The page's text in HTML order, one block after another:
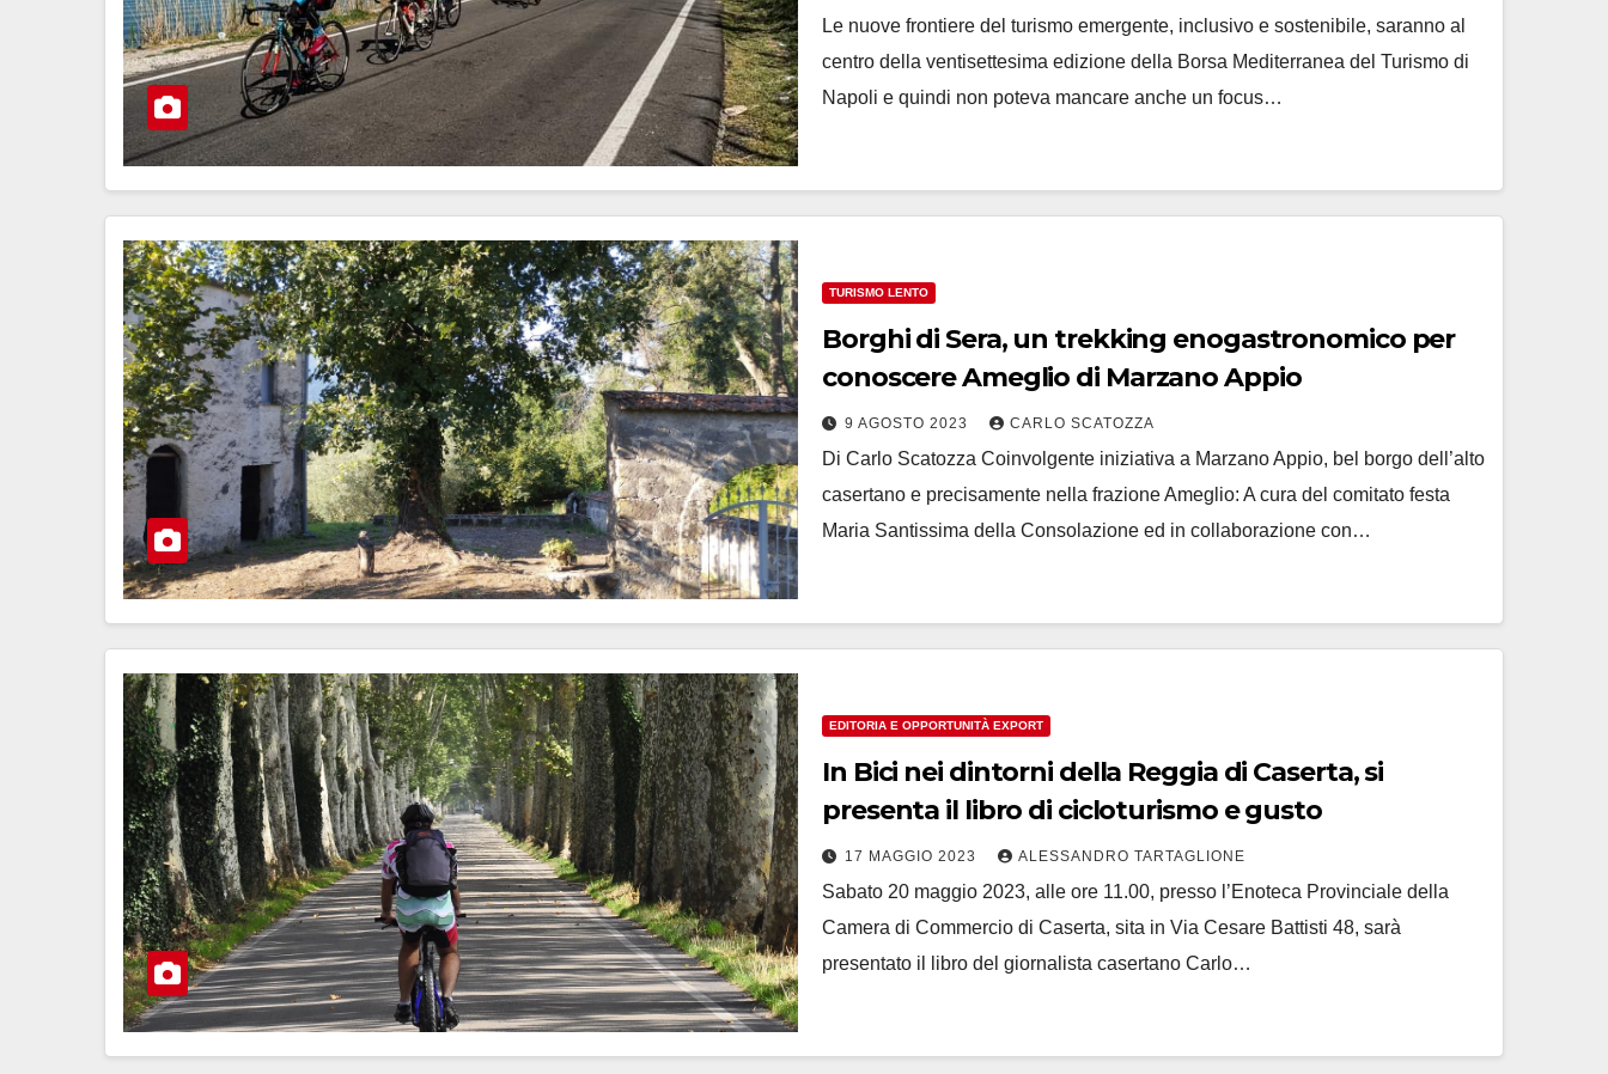
Le nuove frontiere del turismo emergente, inclusivo e sostenibile, saranno al
centro della ventisettesima edizione della Borsa Mediterranea del Turismo di
Napoli e quindi non poteva mancare anche un focus…
TURISMO LENTO
Borghi di Sera, un trekking enogastronomico per
conoscere Ameglio di Marzano Appio
9 AGOSTO 2023 CARLO SCATOZZA
Di Carlo Scatozza Coinvolgente iniziativa a Marzano Appio, bel borgo dell’alto
casertano e precisamente nella frazione Ameglio: A cura del comitato festa
Maria Santissima della Consolazione ed in collaborazione con…
EDITORIA E OPPORTUNITÀ EXPORT
In Bici nei dintorni della Reggia di Caserta, si
presenta il libro di cicloturismo e gusto
17 MAGGIO 2023 ALESSANDRO TARTAGLIONE
Sabato 20 maggio 2023, alle ore 11.00, presso l’Enoteca Provinciale della
Camera di Commercio di Caserta, sita in Via Cesare Battisti 48, sarà
presentato il libro del giornalista casertano Carlo…